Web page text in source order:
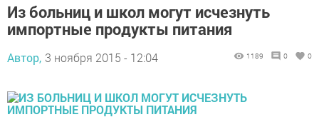
Из больниц и школ могут исчезнуть
импортные продукты питания
Автор, 3 ноября 2015 - 12:04 1189 0 0